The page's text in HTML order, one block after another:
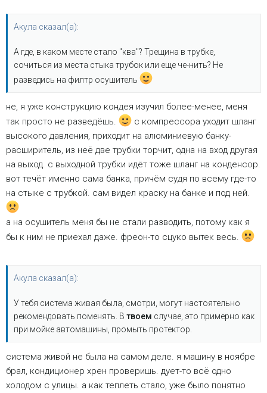
Акула сказал(а):
А где, в каком месте стало "ква"? Трещина в трубке,
сочиться из места стыка трубок или еще че-нить? Не
разведись на филтр осушитель
не, я уже конструкцию кондея изучил более-менее, меня
так просто не разведёшь.
с компрессора уходит шланг
высокого давления, приходит на алюминиевую банку-
расширитель, из неё две трубки торчит, одна на вход другая
на выход. с выходной трубки идёт тоже шланг на конденсор.
вот течёт именно сама банка, причём судя по всему где-то
на стыке с трубкой. сам видел краску на банке и под ней.
а на осушитель меня бы не стали разводить, потому как я
бы к ним не приехал даже. фреон-то сцуко вытек весь.
Акула сказал(а):
У тебя система живая была, смотри, могут настоятельно
рекомендовать поменять. В твоем случае, это примерно как
при мойке автомашины, промыть протектор.
система живой не была на самом деле. я машину в ноябре
брал, кондиционер хрен проверишь. дует-то всё одно
холодом с улицы. а как теплеть стало, уже было понятно